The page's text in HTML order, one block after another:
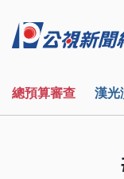
總預算審查 漢光